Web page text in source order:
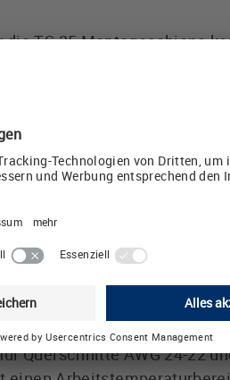
die TS 35 Montageschiene
Baubreite von 18
nebeneinandergereiht
Modulträgers ist denkbar
lassen sich mit wenigen
und standardisierte
Class EA nach ISO
zu 1,5 A je Kontakt und
verfügt über ein separates
RJ45 Buchsenöffnung
Querschnitte AWG 24-22